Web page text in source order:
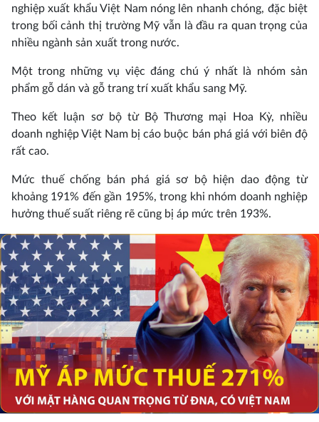
nghiệp xuất khẩu Việt Nam nóng lên nhanh chóng, đặc biệt
trong bối cảnh thị trường Mỹ vẫn là đầu ra quan trọng của
nhiều ngành sản xuất trong nước.
Một trong những vụ việc đáng chú ý nhất là nhóm sản
phẩm gỗ dán và gỗ trang trí xuất khẩu sang Mỹ.
Theo kết luận sơ bộ từ Bộ Thương mại Hoa Kỳ, nhiều
doanh nghiệp Việt Nam bị cáo buộc bán phá giá với biên độ
rất cao.
Mức thuế chống bán phá giá sơ bộ hiện dao động từ
khoảng 191% đến gần 195%, trong khi nhóm doanh nghiệp
hưởng thuế suất riêng rẽ cũng bị áp mức trên 193%.